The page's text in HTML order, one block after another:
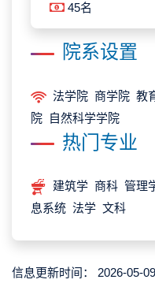
45名
院系设置
法学院 商学院 教
院 自然科学学院
热门专业
建筑学 商科 管理
息系统 法学 文科
信息更新时间： 2026-05-09